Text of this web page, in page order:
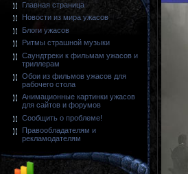
Главная страница
Новости из мира ужасов
Блоги ужасов
Ритмы страшной музыки
Саундтреки к фильмам ужасов и
триллерам
Обои из фильмов ужасов для
рабочего стола
Анимационные картинки ужасов
для сайтов и форумов
Сообщить о проблеме!
Правообладателям и
рекламодателям